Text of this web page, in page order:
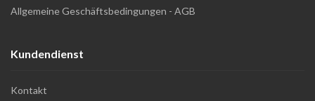
Allgemeine Geschäftsbedingungen - AGB
Kundendienst
Kontakt